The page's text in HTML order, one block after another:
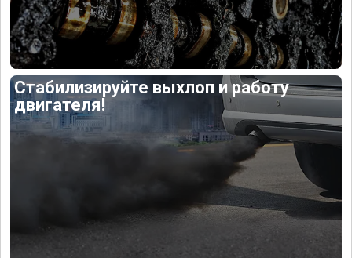
Стабилизируйте выхлоп и работу
двигателя!